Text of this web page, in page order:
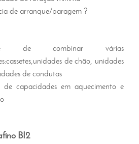
de arranque/paragem ?
de combinar várias
de chão, unidades
de condutas
de capacidades em aquecimento e
BI2